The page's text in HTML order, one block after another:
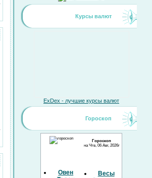
Курсы валют
ExDex - лучшие курсы валют
Гороскоп
Гороскоп
на Чтв, 06 Авг, 2026г
Овен
Весы